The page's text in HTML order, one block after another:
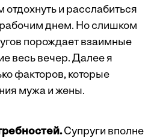
и расслабиться
днем. Но слишком
порождает взаимные
весь вечер. Далее я
факторов, которые
мужа и жены.
Супруги вполне